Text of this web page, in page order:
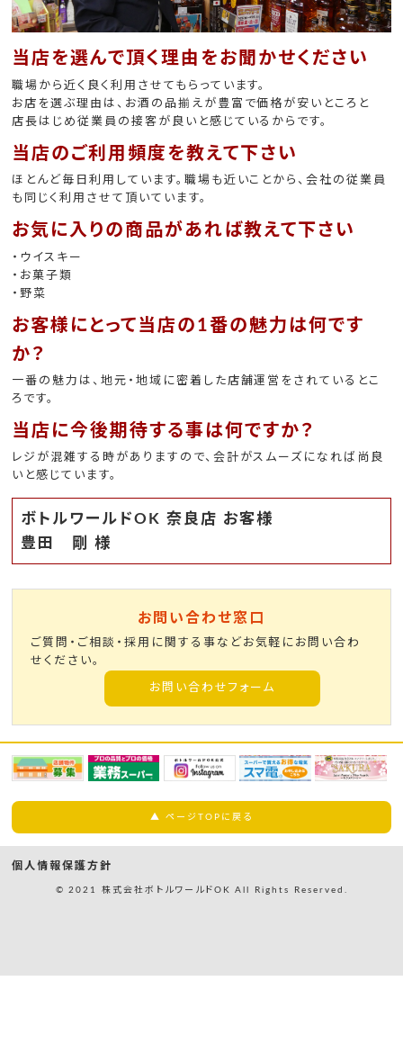
当店を選んで頂く理由をお聞かせください
職場から近く良く利用させてもらっています。
お店を選ぶ理由は、お酒の品揃えが豊富で価格が安いところと
店長はじめ従業員の接客が良いと感じているからです。
当店のご利用頻度を教えて下さい
ほとんど毎日利用しています。職場も近いことから、会社の従業員
も同じく利用させて頂いています。
お気に入りの商品があれば教えて下さい
・ウイスキー
・お菓子類
・野菜
お客様にとって当店の1番の魅力は何です
か？
一番の魅力は、地元・地域に密着した店舗運営をされているとこ
ろです。
当店に今後期待する事は何ですか？
レジが混雑する時がありますので、会計がスムーズになれば尚良
いと感じています。
ボトルワールドOK 奈良店 お客様
豊田 剛 様
お問い合わせ窓口
ご質問・ご相談・採用に関する事などお気軽にお問い合わ
せください。
お問い合わせフォーム
▲ ページTOPに戻る
個人情報保護方針
© 2021 株式会社ボトルワールドOK All Rights Reserved.